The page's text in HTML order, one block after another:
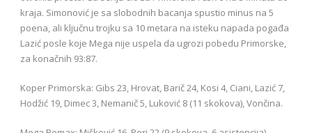
kraja. Simonović je sa slobodnih bacanja spustio minus na 5
poena, ali ključnu trojku sa 10 metara na isteku napada pogađa
Lazić posle koje Mega nije uspela da ugrozi pobedu Primorske,
za konačnih 93:87.
Koper Primorska: Gibs 23, Hrovat, Barič 24, Kosi 4, Ciani, Lazić 7,
Hodžić 19, Dimec 3, Nemanič 5, Luković 8 (11 skokova), Vončina.